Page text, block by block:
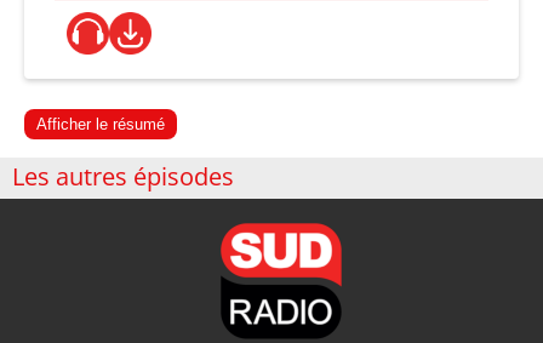
Afficher le résumé
Les autres épisodes